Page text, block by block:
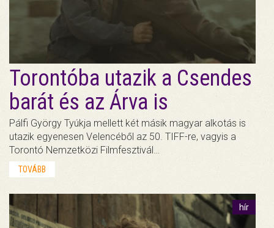
Torontóba utazik a Csendes
barát és az Árva is
Pálfi György Tyúkja mellett két másik magyar alkotás is
utazik egyenesen Velencéből az 50. TIFF-re, vagyis a
Torontó Nemzetközi Filmfesztivál…
TOVÁBB
hír